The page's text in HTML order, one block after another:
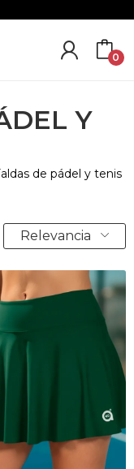
0
Y
de pádel y tenis
Relevancia